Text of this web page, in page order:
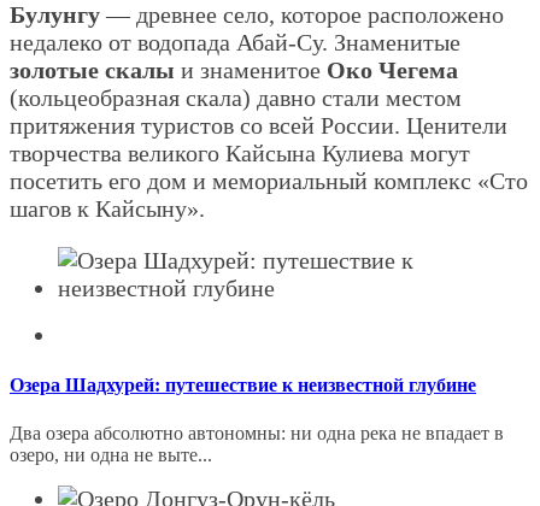
Булунгу— древнее село, которое расположено
недалеко от водопада Абай-Су. Знаменитые
золотые скалы и знаменитое Око Чегема
(кольцеобразная скала) давно стали местом
притяжения туристов со всей России. Ценители
творчества великого Кайсына Кулиева могут
посетить его дом и мемориальный комплекс «Сто
шагов к Кайсыну».
Озера Шадхурей: путешествие к неизвестной глубине
Два озера абсолютно автономны: ни одна река не впадает в
озеро, ни одна не выте...